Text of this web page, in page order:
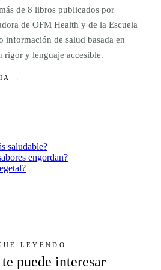
de 8 libros publicados por
de OFM Health y de la Escuela
información de salud basada en
rigor y lenguaje accesible.
→
saludable?
engordan?
LEYENDO
puede interesar